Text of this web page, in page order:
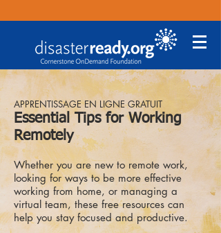
APPRENTISSAGE EN LIGNE GRATUIT
Essential Tips for Working
Remotely
Whether you are new to remote work,
looking for ways to be more effective
working from home, or managing a
virtual team, these free resources can
help you stay focused and productive.